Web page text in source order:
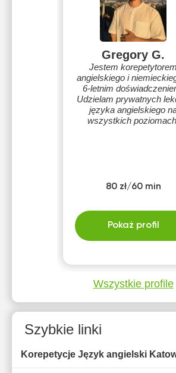
Gregory G.
Jestem korepetytorem
angielskiego i
6-letnim
Udzielam prywatnych
języka angielskiego
wszystkich
80 zł/60 min
Pokaż profil
Wszystkie profile
Szybkie linki
Korepetycje Język angielski